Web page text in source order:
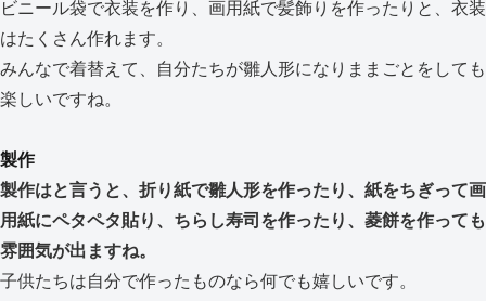
ビニール袋で衣装を作り、画用紙で髪飾りを作ったりと、衣装
はたくさん作れます。
みんなで着替えて、自分たちが雛人形になりままごとをしても
楽しいですね。
製作
製作はと言うと、折り紙で雛人形を作ったり、紙をちぎって画
用紙にペタペタ貼り、ちらし寿司を作ったり、菱餅を作っても
雰囲気が出ますね。
子供たちは自分で作ったものなら何でも嬉しいです。